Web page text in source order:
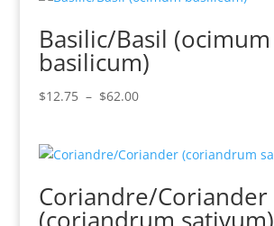
Basilic/Basil (ocimum
basilicum)
$12.75 – $62.00Plage
$12.75
$62.00
Coriandre/Coriander
(coriandrum sativum)